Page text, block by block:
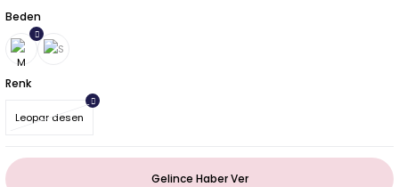
Beden
Renk
Leopar desen
Gelince Haber Ver